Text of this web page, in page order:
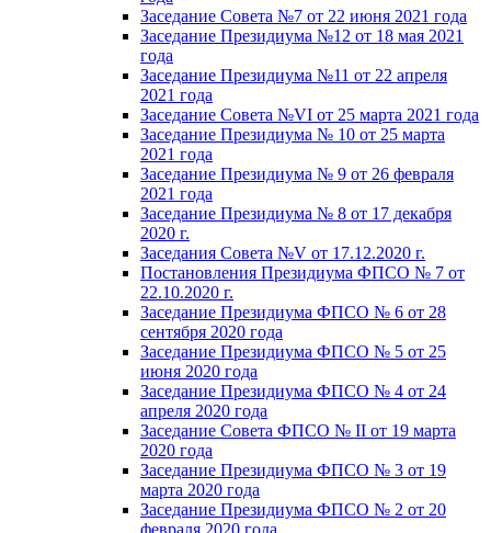
Заседание Совета №7 от 22 июня 2021 года
Заседание Президиума №12 от 18 мая 2021
года
Заседание Президиума №11 от 22 апреля
2021 года
Заседание Совета №VI от 25 марта 2021 года
Заседание Президиума № 10 от 25 марта
2021 года
Заседание Президиума № 9 от 26 февраля
2021 года
Заседание Президиума № 8 от 17 декабря
2020 г.
Заседания Совета №V от 17.12.2020 г.
Постановления Президиума ФПСО № 7 от
22.10.2020 г.
Заседание Президиума ФПСО № 6 от 28
сентября 2020 года
Заседание Президиума ФПСО № 5 от 25
июня 2020 года
Заседание Президиума ФПСО № 4 от 24
апреля 2020 года
Заседание Совета ФПСО № II от 19 марта
2020 года
Заседание Президиума ФПСО № 3 от 19
марта 2020 года
Заседание Президиума ФПСО № 2 от 20
февраля 2020 года